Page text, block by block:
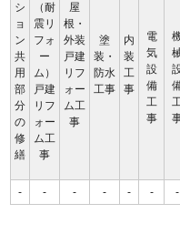
シ
ョ
ン
共
用
部
分
の
修
繕
（耐
震リ
フォ
ー
ム）
戸建
リフ
ォー
ム工
事
屋
根・
外装
戸建
リフ
ォー
ム工
事
塗
装・
防水
工事
内
装
工
事
電
気
設
備
工
事
- - - - - - -